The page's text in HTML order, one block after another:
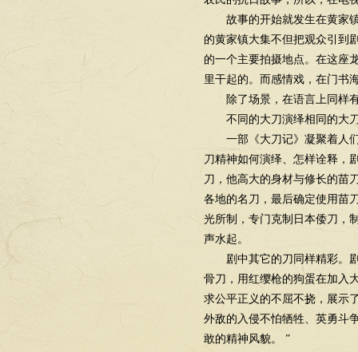
故事的开始就发生在黄家镇
的黄家镇大集不但把观众引到
的一个主要拍摄地点。在这座
里干起的。而感情戏，在门书
除了场景，在语言上同样有
不同的大刀演绎相同的大
一部《大刀记》凝聚着人们
刀精神如何演绎、怎样诠释，
刀，他高大的身材与修长的苗
各地的名刀，最后确定使用苗
光所制，专门克制日本倭刀，
声水起。
剧中其它的刀同样精彩。剧
骨刀，用红缨枪的狗蛋在加入
求公平正义的不屈不挠，展示
外敌的入侵不怕牺牲、英勇斗
敢的精神风貌。 ”